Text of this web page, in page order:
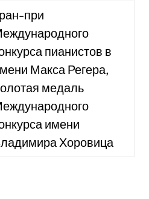
при
пианистов в
Макса Регера,
медаль
имени
Хоровица